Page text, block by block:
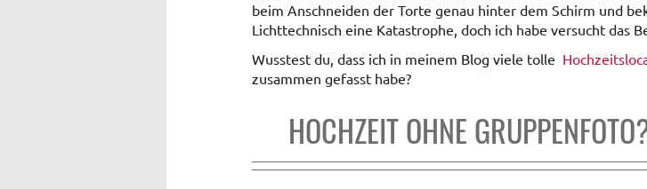
beim Anschneiden der Torte genau hinter dem Schirm und
Lichttechnisch eine Katastrophe, doch ich habe versucht das
Wusstest du, dass ich in meinem Blog viele tolle
zusammen gefasst habe?
HOCHZEIT OHNE